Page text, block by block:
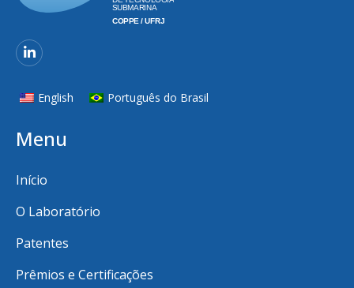
English Português do Brasil
Menu
Início
O Laboratório
Patentes
Prêmios e Certificações